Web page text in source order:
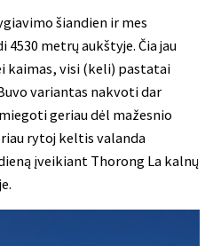
šiandien ir mes
metrų aukštyje. Čia jau
kaimas, visi (keli) pastatai
variantas nakvoti dar
geriau dėl mažesnio
rytoj keltis valanda
įveikiant Thorong La kalnų